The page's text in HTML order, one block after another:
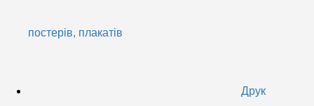
постерів, плакатів
Друк